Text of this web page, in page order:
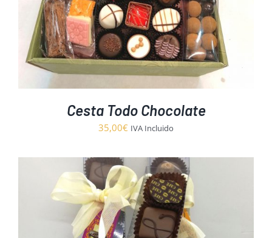
Cesta Todo Chocolate
35,00€ IVA Incluido